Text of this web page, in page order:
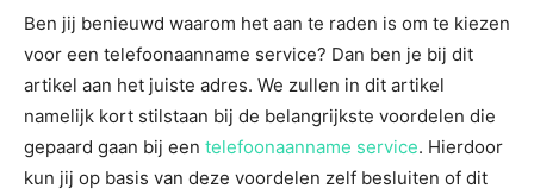
Ben jij benieuwd waarom het aan te raden is om te kiezen
voor een telefoonaanname service? Dan ben je bij dit
artikel aan het juiste adres. We zullen in dit artikel
namelijk kort stilstaan bij de belangrijkste voordelen die
gepaard gaan bij een telefoonaanname service. Hierdoor
kun jij op basis van deze voordelen zelf besluiten of dit